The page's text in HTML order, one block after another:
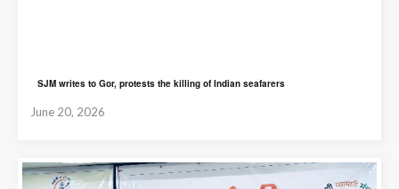
SJM writes to Gor, protests the killing of Indian seafarers
June 20, 2026